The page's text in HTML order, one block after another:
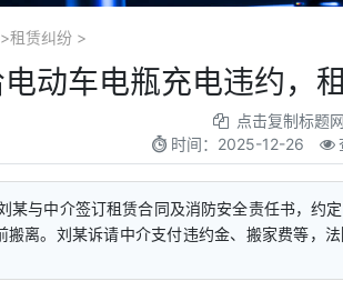
>租赁纠纷>
动车电瓶充电违约，
点击复制标题
时间： 2025-12-26
某与中介签订租赁合同及消防安全责任书，约
搬离。刘某诉请中介支付违约金、搬家费等，